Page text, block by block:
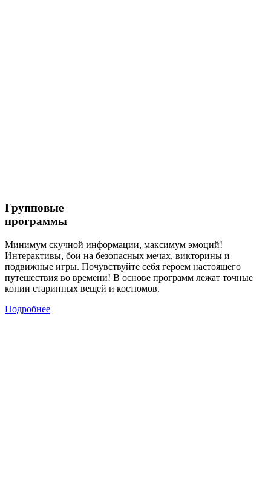
Групповые
программы
Минимум скучной информации, максимум эмоций!
Интерактивы, бои на безопасных мечах, викторины и
подвижные игры. Почувствуйте себя героем настоящего
путешествия во времени! В основе программ лежат точные
копии старинных вещей и костюмов.
Подробнее